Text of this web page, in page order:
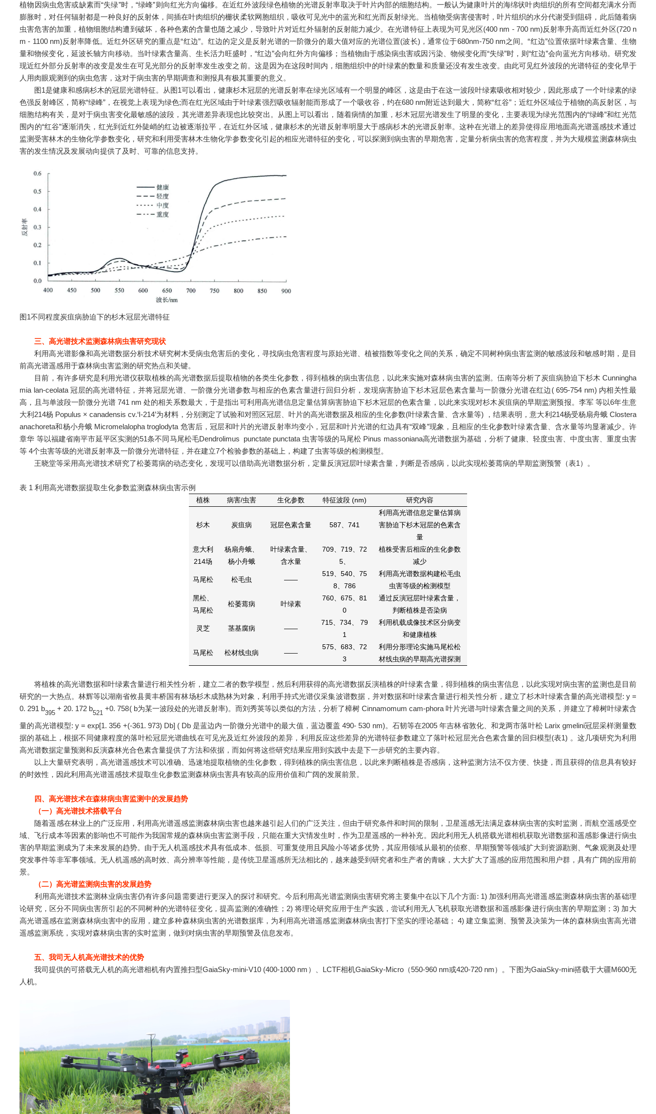
植物因病虫危害或缺素而“失绿”时，“绿峰”则向红光方向偏移。在近红外波段绿色植物的光谱反射率取决于叶片内部的细胞结构。一般认为健康叶片的海绵状叶肉组织的所有空间都充满水分而
膨胀时，对任何辐射都是一种良好的反射体，间插在叶肉组织的栅状柔软网胞组织，吸收可见光中的蓝光和红光而反射绿光。当植物受病害侵害时，叶片组织的水分代谢受到阻碍，此后随着病
虫害危害的加重，植物细胞结构遭到破坏，各种色素的含量也随之减少，导致叶片对近红外辐射的反射能力减少。在光谱特征上表现为可见光区(400 nm - 700 nm)反射率升高而近红外区(720 n
m - 1100 nm)反射率降低。近红外区研究的重点是“红边”。红边的定义是反射光谱的一阶微分的最大值对应的光谱位置(波长)，通常位于680nm-750 nm之间。“红边”位置依据叶绿素含量、生物
量和物候变化，延波长轴方向移动。当叶绿素含量高、生长活力旺盛时，“红边”会向红外方向偏移；当植物由于感染病虫害或因污染、物候变化而“失绿”时，则“红边”会向蓝光方向移动。研究发
现近红外部分反射率的改变是发生在可见光部分的反射率发生改变之前。这是因为在这段时间内，细胞组织中的叶绿素的数量和质量还没有发生改变。由此可见红外波段的光谱特征的变化早于
人用肉眼观测到的病虫危害，这对于病虫害的早期调查和测报具有极其重要的意义。
图1是健康和感病杉木的冠层光谱特征。从图1可以看出，健康杉木冠层的光谱反射率在绿光区域有一个明显的峰区，这是由于在这一波段叶绿素吸收相对较少，因此形成了一个叶绿素的绿
色强反射峰区，简称“绿峰”，在视觉上表现为绿色;而在红光区域由于叶绿素强烈吸收辐射能而形成了一个吸收谷，约在680 nm附近达到最大，简称“红谷”；近红外区域位于植物的高反射区，与
细胞结构有关，是对于病虫害变化最敏感的波段，其光谱差异表现也比较突出。从图上可以看出，随着病情的加重，杉木冠层光谱发生了明显的变化，主要表现为绿光范围内的“绿峰”和红光范
围内的“红谷”逐渐消失，红光到近红外陡峭的红边被逐渐拉平，在近红外区域，健康杉木的光谱反射率明显大于感病杉木的光谱反射率。这种在光谱上的差异使得应用地面高光谱遥感技术通过
监测受害林木的生物化学参数变化，研究和利用受害林木生物化学参数变化引起的相应光谱特征的变化，可以探测到病虫害的早期危害，定量分析病虫害的危害程度，并为大规模监测森林病虫
害的发生情况及发展动向提供了及时、可靠的信息支持。
图1不同程度炭疽病胁迫下的杉木冠层光谱特征
三、高光谱技术监测森林病虫害研究现状
利用高光谱影像和高光谱数据分析技术研究树木受病虫危害后的变化，寻找病虫危害程度与原始光谱、植被指数等变化之间的关系，确定不同树种病虫害监测的敏感波段和敏感时期，是目
前高光谱遥感用于森林病虫害监测的研究热点和关键。
目前，有许多研究是利用光谱仪获取植株的高光谱数据后提取植物的各类生化参数，得到植株的病虫害信息，以此来实施对森林病虫害的监测。伍南等分析了炭疽病胁迫下杉木 Cunningha
mia lan-ceolata 冠层的高光谱特征，并将冠层光谱、一阶微分光谱参数与相应的色素含量进行回归分析，发现病害胁迫下杉木冠层色素含量与一阶微分光谱在红边( 695-754 nm) 内相关性最
高，且与单波段一阶微分光谱 741 nm 处的相关系数最大，于是指出可利用高光谱信息定量估算病害胁迫下杉木冠层的色素含量，以此来实现对杉木炭疽病的早期监测预报。李军 等以6年生意
大利214杨 Populus × canadensis cv.‘I-214’为材料，分别测定了试验和对照区冠层、叶片的高光谱数据及相应的生化参数(叶绿素含量、含水量等) ，结果表明，意大利214杨受杨扇舟蛾 Clostera
anachoreta和杨小舟蛾 Micromelalopha troglodyta 危害后，冠层和叶片的光谱反射率均变小，冠层和叶片光谱的红边具有“双峰”现象，且相应的生化参数叶绿素含量、含水量等均显著减少。许
章华 等以福建省南平市延平区实测的51条不同马尾松毛Dendrolimus punctate punctata 虫害等级的马尾松 Pinus massoniana高光谱数据为基础，分析了健康、轻度虫害、中度虫害、重度虫害
等 4个虫害等级的光谱反射率及一阶微分光谱特征，并在建立7个检验参数的基础上，构建了虫害等级的检测模型。
王晓堂等采用高光谱技术研究了松萎蔫病的动态变化，发现可以借助高光谱数据分析，定量反演冠层叶绿素含量，判断是否感病，以此实现松萎蔫病的早期监测预警（表1）。
表 1 利用高光谱数据提取生化参数监测森林病虫害示例
植株 病害/虫害 生化参数 特征波段 (nm) 研究内容
杉木 炭疽病 冠层色素含量 587、741
利用高光谱信息定量估算病
害胁迫下杉木冠层的色素含
量
意大利
214场
杨扇舟蛾、
杨小舟蛾
叶绿素含量、
含水量
709、719、72
5、
植株受害后相应的生化参数
减少
马尾松 松毛虫 ——
519、540、75
8、786
利用高光谱数据构建松毛虫
虫害等级的检测模型
黑松、
马尾松
松萎蔫病 叶绿素
760、675、81
0
通过反演冠层叶绿素含量，
判断植株是否染病
灵芝 茎基腐病 ——
715、734、 79
1
利用机载成像技术区分病变
和健康植株
马尾松 松材线虫病 ——
575、683、72
3
利用分形理论实施马尾松松
材线虫病的早期高光谱探测
将植株的高光谱数据和叶绿素含量进行相关性分析，建立二者的数学模型，然后利用获得的高光谱数据反演植株的叶绿素含量，得到植株的病虫害信息，以此实现对病虫害的监测也是目前
研究的一大热点。林辉等以湖南省攸县黄丰桥国有林场杉木成熟林为对象，利用手持式光谱仪采集波谱数据，并对数据和叶绿素含量进行相关性分析，建立了杉木叶绿素含量的高光谱模型: y =
0. 291 b
395
+ 20. 172 b
521
+0. 758( b为某一波段处的光谱反射率)。而刘秀英等以类似的方法，分析了樟树 Cinnamomum cam-phora 叶片光谱与叶绿素含量之间的关系，并建立了樟树叶绿素含
量的高光谱模型: y = exp[1. 356 +(-361. 973) Db] ( Db 是蓝边内一阶微分光谱中的最大值，蓝边覆盖 490- 530 nm)。石韧等在2005 年吉林省敦化、和龙两市落叶松 Larix gmelini冠层采样测量数
据的基础上，根据不同健康程度的落叶松冠层光谱曲线在可见光及近红外波段的差异，利用反应这些差异的光谱特征参数建立了落叶松冠层光合色素含量的回归模型(表1) 。这几项研究为利用
高光谱数据定量预测和反演森林光合色素含量提供了方法和依据，而如何将这些研究结果应用到实践中去是下一步研究的主要内容。
以上大量研究表明，高光谱遥感技术可以准确、迅速地提取植物的生化参数，得到植株的病虫害信息，以此来判断植株是否感病，这种监测方法不仅方便、快捷，而且获得的信息具有较好
的时效性，因此利用高光谱遥感技术提取生化参数监测森林病虫害具有较高的应用价值和广阔的发展前景。
四、高光谱技术在森林病虫害监测中的发展趋势
（一）高光谱技术搭载平台
随着遥感在林业上的广泛应用，利用高光谱遥感监测森林病虫害也越来越引起人们的广泛关注，但由于研究条件和时间的限制，卫星遥感无法满足森林病虫害的实时监测，而航空遥感受空
域、飞行成本等因素的影响也不可能作为我国常规的森林病虫害监测手段，只能在重大灾情发生时，作为卫星遥感的一种补充。因此利用无人机搭载光谱相机获取光谱数据和遥感影像进行病虫
害的早期监测成为了未来发展的趋势。由于无人机遥感技术具有低成本、低损、可重复使用且风险小等诸多优势，其应用领域从最初的侦察、早期预警等领域扩大到资源勘测、气象观测及处理
突发事件等非军事领域。无人机遥感的高时效、高分辨率等性能，是传统卫星遥感所无法相比的，越来越受到研究者和生产者的青睐，大大扩大了遥感的应用范围和用户群，具有广阔的应用前
景。
（二）高光谱监测病虫害的发展趋势
利用高光谱技术监测林业病虫害仍有许多问题需要进行更深入的探讨和研究。今后利用高光谱监测病虫害研究将主要集中在以下几个方面: 1) 加强利用高光谱遥感监测森林病虫害的基础理
论研究，区分不同病虫害所引起的不同树种的光谱特征变化，提高监测的准确性；2) 将理论研究应用于生产实践，尝试利用无人飞机获取光谱数据和遥感影像进行病虫害的早期监测；3) 加大
高光谱遥感在监测森林病虫害中的应用，建立多种森林病虫害的光谱数据库，为利用高光谱遥感监测森林病虫害打下坚实的理论基础； 4) 建立集监测、预警及决策为一体的森林病虫害高光谱
遥感监测系统，实现对森林病虫害的实时监测，做到对病虫害的早期预警及信息发布。
五、我司无人机高光谱技术的优势
我司提供的可搭载无人机的高光谱相机有内置推扫型GaiaSky-mini-V10 (400-1000 nm）、LCTF相机GaiaSky-Micro（550-960 nm或420-720 nm）。下图为GaiaSky-mini搭载于大疆M600无
人机。